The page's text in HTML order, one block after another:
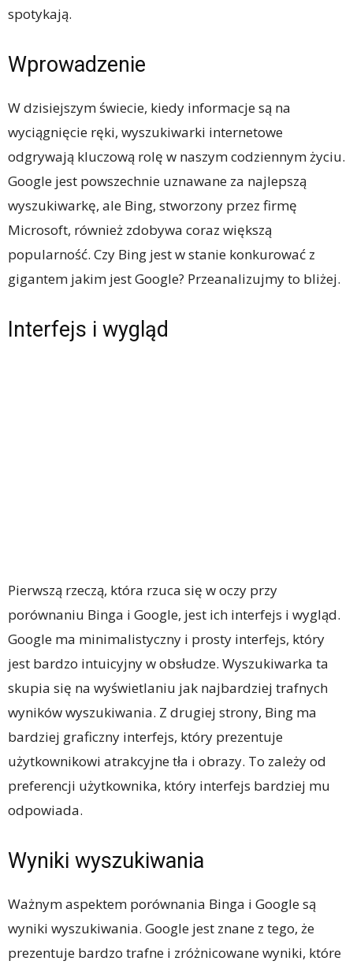
spotykają.
Wprowadzenie
W dzisiejszym świecie, kiedy informacje są na
wyciągnięcie ręki, wyszukiwarki internetowe
odgrywają kluczową rolę w naszym codziennym życiu.
Google jest powszechnie uznawane za najlepszą
wyszukiwarkę, ale Bing, stworzony przez firmę
Microsoft, również zdobywa coraz większą
popularność. Czy Bing jest w stanie konkurować z
gigantem jakim jest Google? Przeanalizujmy to bliżej.
Interfejs i wygląd
Pierwszą rzeczą, która rzuca się w oczy przy
porównaniu Binga i Google, jest ich interfejs i wygląd.
Google ma minimalistyczny i prosty interfejs, który
jest bardzo intuicyjny w obsłudze. Wyszukiwarka ta
skupia się na wyświetlaniu jak najbardziej trafnych
wyników wyszukiwania. Z drugiej strony, Bing ma
bardziej graficzny interfejs, który prezentuje
użytkownikowi atrakcyjne tła i obrazy. To zależy od
preferencji użytkownika, który interfejs bardziej mu
odpowiada.
Wyniki wyszukiwania
Ważnym aspektem porównania Binga i Google są
wyniki wyszukiwania. Google jest znane z tego, że
prezentuje bardzo trafne i zróżnicowane wyniki, które